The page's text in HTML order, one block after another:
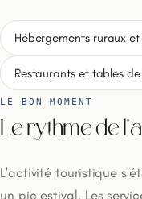
Hébergements ruraux
Restaurants et tables
LE BON MOMENT
Le rythme de
L'activité touristique
un pic estival. Les